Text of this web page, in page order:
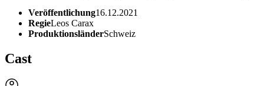
Veröffentlichung16.12.2021
RegieLeos Carax
ProduktionsländerSchweiz
Cast